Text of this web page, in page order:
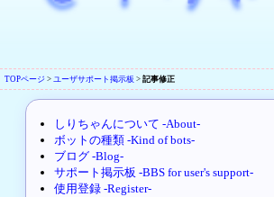
TOPページ > ユーザサポート掲示板 > 記事修正
しりちゃんについて -About-
ボットの種類 -Kind of bots-
ブログ -Blog-
サポート掲示板 -BBS for user's support-
使用登録 -Register-